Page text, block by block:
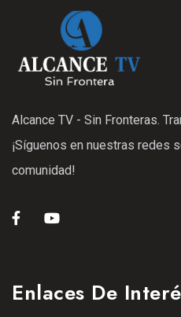
Alcance TV - Sin Fronteras.
¡Síguenos en nuestras redes
comunidad!
Enlaces De